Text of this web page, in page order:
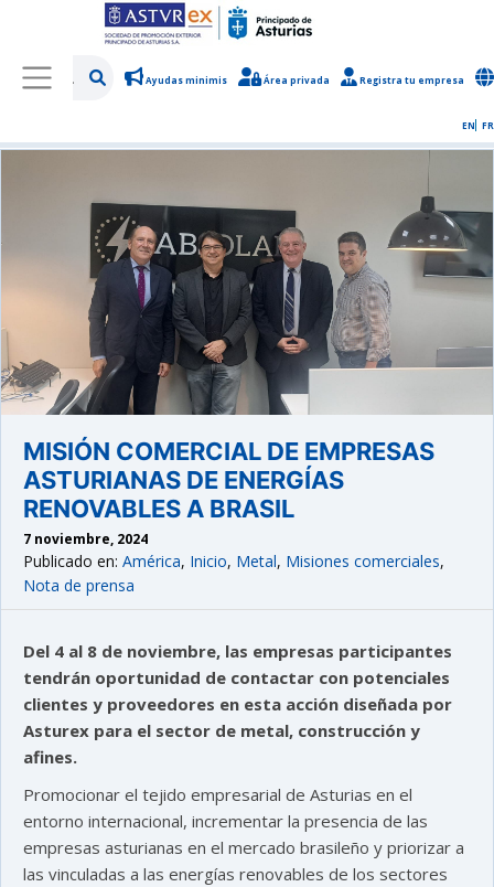
Ayudas minimis Área privada Registra tu empresa
EN FR
MISIÓN COMERCIAL DE EMPRESAS
ASTURIANAS DE ENERGÍAS
RENOVABLES A BRASIL
7 noviembre, 2024
Publicado en: América, Inicio, Metal, Misiones comerciales,
Nota de prensa
Del 4 al 8 de noviembre, las empresas participantes
tendrán oportunidad de contactar con potenciales
clientes y proveedores en esta acción diseñada por
Asturex para el sector de metal, construcción y
afines.
Promocionar el tejido empresarial de Asturias en el
entorno internacional, incrementar la presencia de las
empresas asturianas en el mercado brasileño y priorizar a
las vinculadas a las energías renovables de los sectores